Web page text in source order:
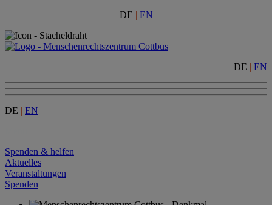
DE | EN
DE | EN
DE | EN
Spenden & helfen
Aktuelles
Veranstaltungen
Spenden